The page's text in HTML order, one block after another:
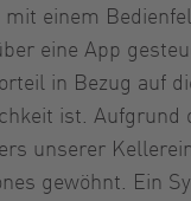
einem
eine App
in Bezug auf
ist. Aufgrund
unserer
gewöhnt. Ein